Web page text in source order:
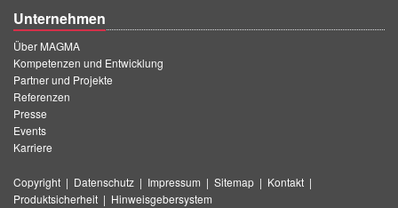
Unternehmen
Über MAGMA
Kompetenzen und Entwicklung
Partner und Projekte
Referenzen
Presse
Events
Karriere
Copyright | Datenschutz | Impressum | Sitemap | Kontakt |
Produktsicherheit | Hinweisgebersystem